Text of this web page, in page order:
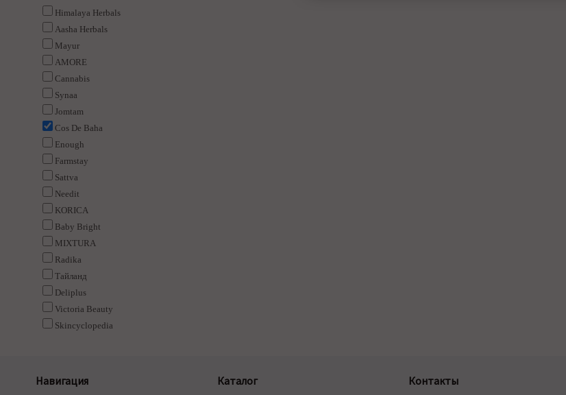
Himalaya Herbals
Aasha Herbals
Mayur
AMORE
Cannabis
Synaa
Jomtam
Cos De Baha
Enough
Farmstay
Sattva
Needit
KORICA
Baby Bright
MIXTURA
Radika
Тайланд
Deliplus
Victoria Beauty
Skincyclopedia
Навигация Каталог Контакты